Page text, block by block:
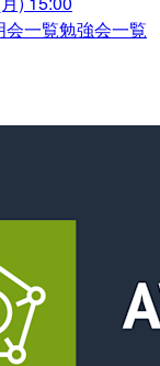
会一覧勉強会一覧